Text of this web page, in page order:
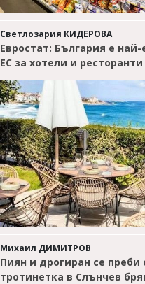
Светлозария КИДЕРОВА
Евростат: България е
ЕС за хотели и ресторанти
Михаил ДИМИТРОВ
Пиян и дрогиран се преби
тротинетка в Слънчев